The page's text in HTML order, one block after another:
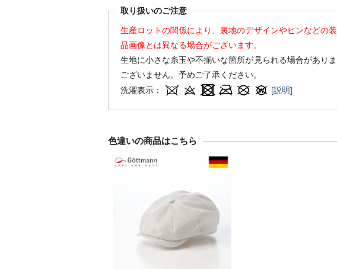
取り扱いのご注意
生産ロットの関係により、裏地のデザインやピンなどの
品画像とは異なる場合がございます。
生地に小さな糸玉や不揃いな箇所が見られる場合があり
ございません。予めご了承ください。
洗濯表示：
[説明]
色違いの商品はこちら